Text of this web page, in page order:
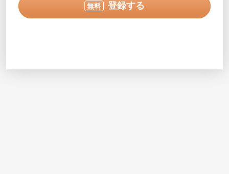
無料 登録する
い。入力例で示されている番号は使用できません。